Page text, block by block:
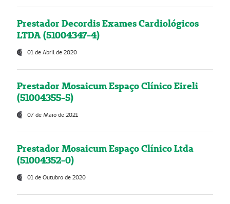
Prestador Decordis Exames Cardiológicos
LTDA (51004347-4)
01 de Abril de 2020
Prestador Mosaicum Espaço Clínico Eireli
(51004355-5)
07 de Maio de 2021
Prestador Mosaicum Espaço Clínico Ltda
(51004352-0)
01 de Outubro de 2020